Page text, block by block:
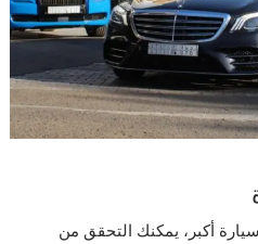
أكبر، يمكنك التحقق من